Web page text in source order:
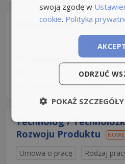
Konstruktor /
Rodzaj
4,9
14 dni temu zinfopraca.pl
Technolog /
Rozwoju Produktu
NOWE
Umowa o pracę Rodzaj
swoją zgodę w
cookie. Polityka
ODRZUĆ
POKAŻ SZCZEGÓŁY